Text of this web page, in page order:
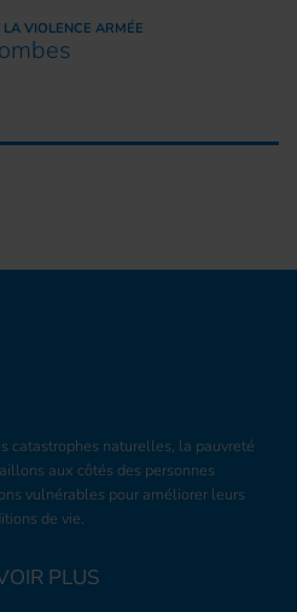
VIOLENCE ARMÉE
catastrophes naturelles, la pauvreté
aux côtés des personnes
vulnérables pour améliorer leurs
de vie.
PLUS